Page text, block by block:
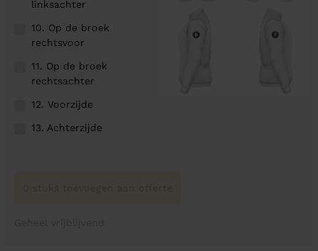
linksachter
10. Op de broek
rechtsvoor
11. Op de broek
rechtsachter
12. Voorzijde
13. Achterzijde